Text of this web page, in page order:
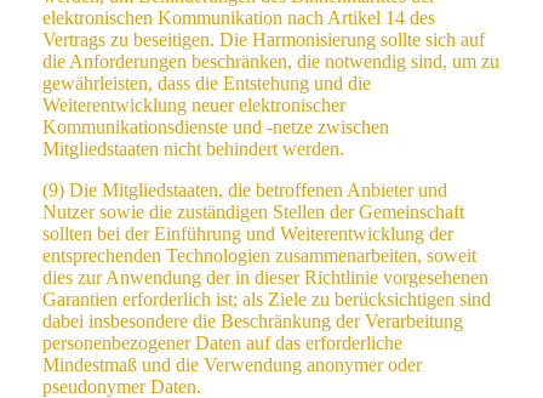
elektronischen Kommunikation nach Artikel 14 des
Vertrags zu beseitigen. Die Harmonisierung sollte sich auf
die Anforderungen beschränken, die notwendig sind, um zu
gewährleisten, dass die Entstehung und die
Weiterentwicklung neuer elektronischer
Kommunikationsdienste und -netze zwischen
Mitgliedstaaten nicht behindert werden.
(9) Die Mitgliedstaaten, die betroffenen Anbieter und
Nutzer sowie die zuständigen Stellen der Gemeinschaft
sollten bei der Einführung und Weiterentwicklung der
entsprechenden Technologien zusammenarbeiten, soweit
dies zur Anwendung der in dieser Richtlinie vorgesehenen
Garantien erforderlich ist; als Ziele zu berücksichtigen sind
dabei insbesondere die Beschränkung der Verarbeitung
personenbezogener Daten auf das erforderliche
Mindestmaß und die Verwendung anonymer oder
pseudonymer Daten.